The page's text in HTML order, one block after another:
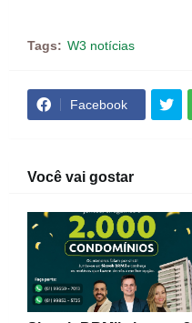
Tags: W3 notícias
Facebook
Você vai gostar